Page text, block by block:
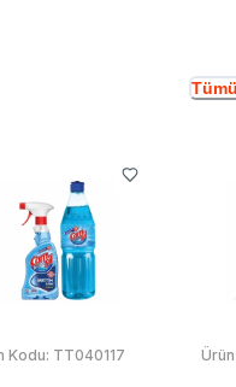
Kodu: TT040117